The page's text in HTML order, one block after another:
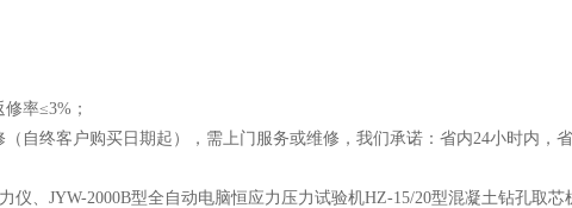
率≤3%；
自终客户购买日期起），需上门服务或维修，我们承诺：省内24小时内，
仪、JYW-2000B型全自动电脑恒应力压力试验机HZ-15/20型混凝土钻孔取